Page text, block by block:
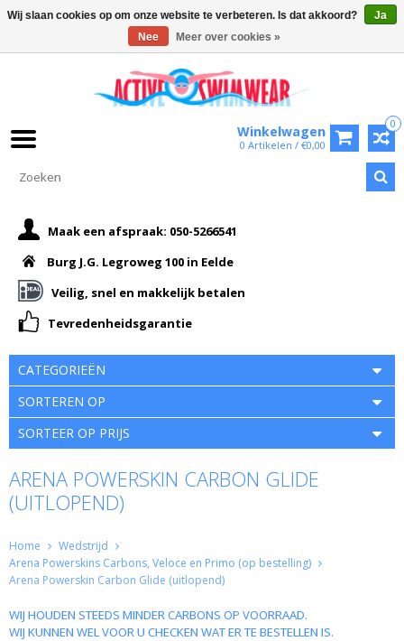
0
Winkelwagen
0 Artikelen / €0,00
Maak een afspraak: 050-5266541
Burg J.G. Legroweg 100 in Eelde
Veilig, snel en makkelijk betalen
Tevredenheidsgarantie
CATEGORIEËN
SORTEREN OP
SORTEER OP PRIJS
ARENA POWERSKIN CARBON GLIDE
(UITLOPEND)
Home
Wedstrijd
Arena Powerskins Carbons, Veloce en Primo (op bestelling)
Arena Powerskin Carbon Glide (uitlopend)
WIJ HOUDEN STEEDS MINDER CARBONS OP VOORRAAD.
WIJ KUNNEN WEL VOOR U CHECKEN WAT ER TE BESTELLEN IS.
Wij slaan cookies op om onze website te verbeteren. Is dat akkoord?
Ja
Nee
Meer over cookies »